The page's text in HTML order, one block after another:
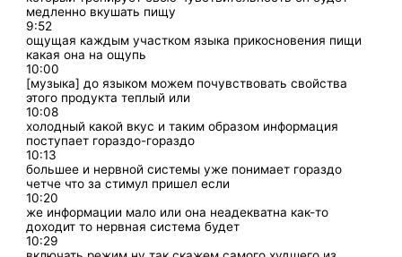
медленно вкушать пищу
9:52
ощущая каждым участком языка прикосновения пищи
какая она на ощупь
10:00
[музыка] до языком можем почувствовать свойства
этого продукта теплый или
10:08
холодный какой вкус и таким образом информация
поступает гораздо-гораздо
10:13
большее и нервной системы уже понимает гораздо
четче что за стимул пришел если
10:20
же информации мало или она неадекватна как-то
доходит то нервная система будет
10:29